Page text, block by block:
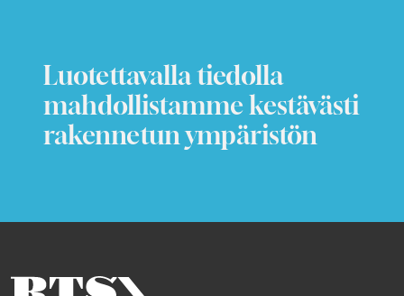
Luotettavalla tiedolla
mahdollistamme kestävästi
rakennetun ympäristön